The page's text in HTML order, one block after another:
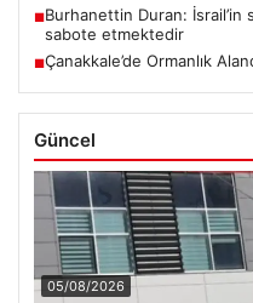
■Burhanettin Duran: İsrail’in
sabote etmektedir
■Çanakkale’de Ormanlık
Güncel
05/08/2026